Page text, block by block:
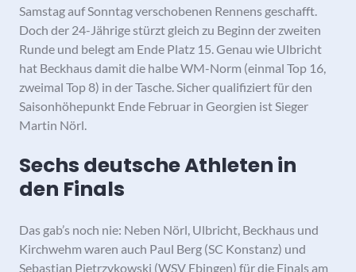
Samstag auf Sonntag verschobenen Rennens geschafft.
Doch der 24-Jährige stürzt gleich zu Beginn der zweiten
Runde und belegt am Ende Platz 15. Genau wie Ulbricht
hat Beckhaus damit die halbe WM-Norm (einmal Top 16,
zweimal Top 8) in der Tasche. Sicher qualifiziert für den
Saisonhöhepunkt Ende Februar in Georgien ist Sieger
Martin Nörl.
Sechs deutsche Athleten in
den Finals
Das gab’s noch nie: Neben Nörl, Ulbricht, Beckhaus und
Kirchwehm waren auch Paul Berg (SC Konstanz) und
Sebastian Pietrzykowski (WSV Ebingen) für die Finals am